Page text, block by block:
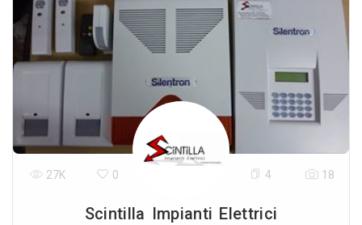
Scintilla Impianti Elettrici
27K 0 4 18